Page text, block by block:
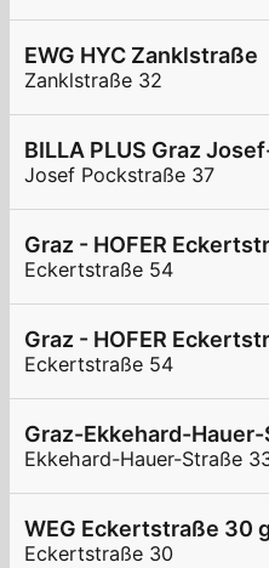
EWG HYC Zanklstraße
Zanklstraße 32
BILLA PLUS Graz
Josef Pockstraße 37
Graz - HOFER
Eckertstraße 54
Graz - HOFER
Eckertstraße 54
Graz-Ekkehard-
Ekkehard-Hauer-Straße
WEG Eckertstraße 30
Eckertstraße 30